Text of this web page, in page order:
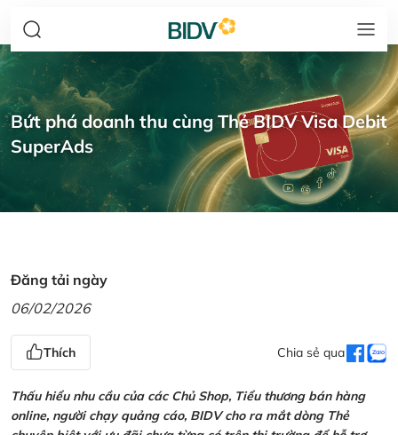
Bứt phá doanh thu cùng Thẻ BIDV Visa Debit
SuperAds
Đăng tải ngày
06/02/2026
Thích Chia sẻ qua
Thấu hiểu nhu cầu của các Chủ Shop, Tiểu thương bán hàng
online, người chạy quảng cáo, BIDV cho ra mắt dòng Thẻ